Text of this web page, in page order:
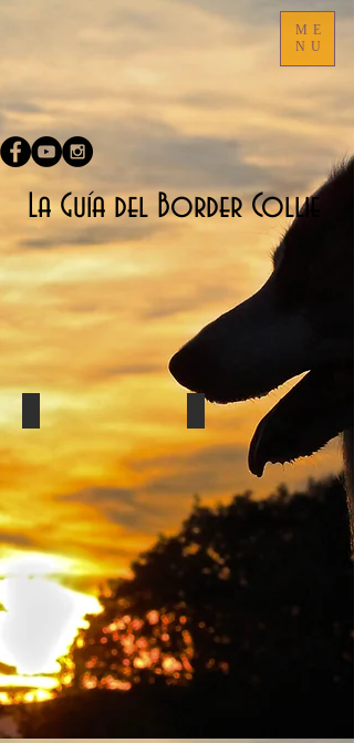
​La Guía del Border Collie
ME
NU
Discdog Belleza